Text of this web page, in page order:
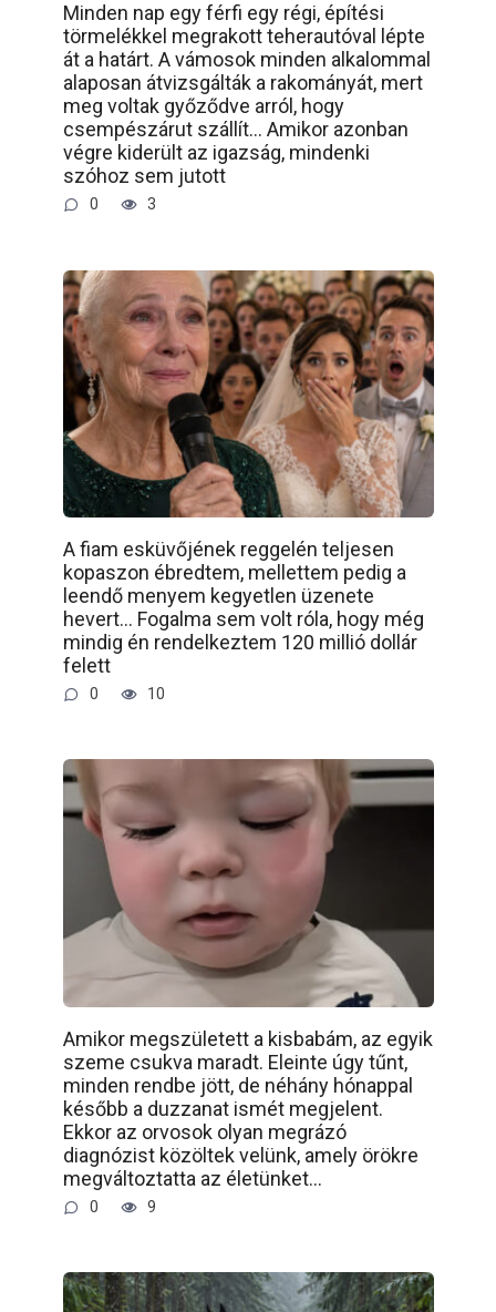
Minden nap egy férfi egy régi, építési
törmelékkel megrakott teherautóval lépte
át a határt. A vámosok minden alkalommal
alaposan átvizsgálták a rakományát, mert
meg voltak győződve arról, hogy
csempészárut szállít… Amikor azonban
végre kiderült az igazság, mindenki
szóhoz sem jutott
0 3
A fiam esküvőjének reggelén teljesen
kopaszon ébredtem, mellettem pedig a
leendő menyem kegyetlen üzenete
hevert… Fogalma sem volt róla, hogy még
mindig én rendelkeztem 120 millió dollár
felett
0 10
Amikor megszületett a kisbabám, az egyik
szeme csukva maradt. Eleinte úgy tűnt,
minden rendbe jött, de néhány hónappal
később a duzzanat ismét megjelent.
Ekkor az orvosok olyan megrázó
diagnózist közöltek velünk, amely örökre
megváltoztatta az életünket…
0 9